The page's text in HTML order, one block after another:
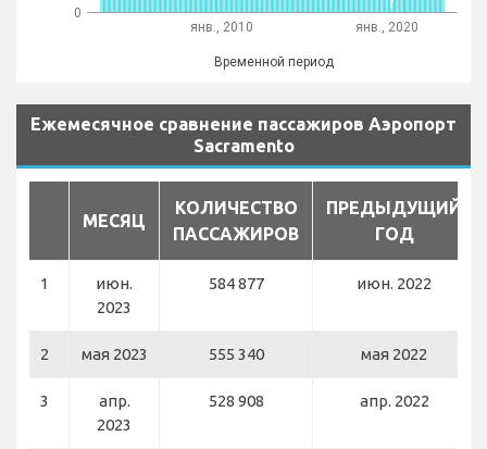
янв., 2010 янв., 2020
Временной период
0
Ежемесячное сравнение пассажиров Аэропорт
Sacramento
МЕСЯЦ
КОЛИЧЕСТВО
ПАССАЖИРОВ
ПРЕДЫДУЩИЙ
ГОД
1
июн.
2023
584 877 июн. 2022
2 мая 2023 555 340 мая 2022
3
апр.
2023
528 908 апр. 2022